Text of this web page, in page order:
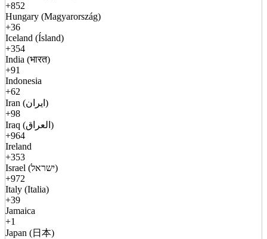
+852
Hungary (Magyarország)
+36
Iceland (Ísland)
+354
India (भारत)
+91
Indonesia
+62
Iran (ایران)
+98
Iraq (العراق)
+964
Ireland
+353
Israel (ישראל)
+972
Italy (Italia)
+39
Jamaica
+1
Japan (日本)